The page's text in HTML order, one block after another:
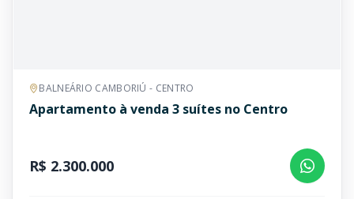
BALNEÁRIO CAMBORIÚ - CENTRO
Apartamento à venda 3 suítes no Centro
R$ 2.300.000